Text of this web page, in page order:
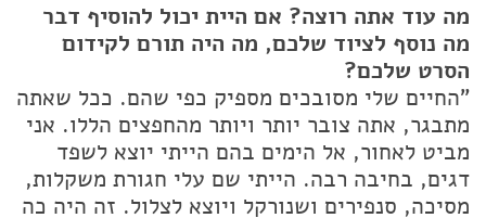
מה עוד אתה רוצה? אם היית יכול להוסיף דבר
מה נוסף לציוד שלכם, מה היה תורם לקידום
הסרט שלכם?
"החיים שלי מסובכים מספיק כפי שהם. ככל שאתה
מתבגר, אתה צובר יותר ויותר מהחפצים הללו. אני
מביט לאחור, אל הימים בהם הייתי יוצא לשפד
דגים, בחיבה רבה. הייתי שם עלי חגורת משקלות,
מסיכה, סנפירים ושנורקל ויוצא לצלול. זה היה כה